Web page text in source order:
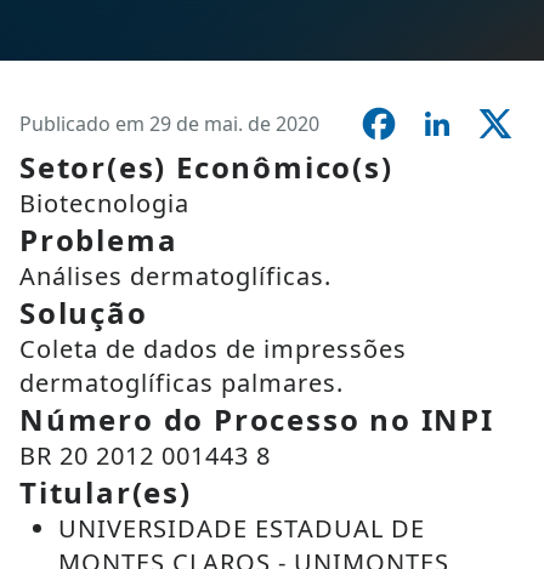
Publicado em 29 de mai. de 2020
Setor(es) Econômico(s)
Biotecnologia
Problema
Análises dermatoglíficas.
Solução
Coleta de dados de impressões
dermatoglíficas palmares.
Número do Processo no INPI
BR 20 2012 001443 8
Titular(es)
UNIVERSIDADE ESTADUAL DE
MONTES CLAROS - UNIMONTES